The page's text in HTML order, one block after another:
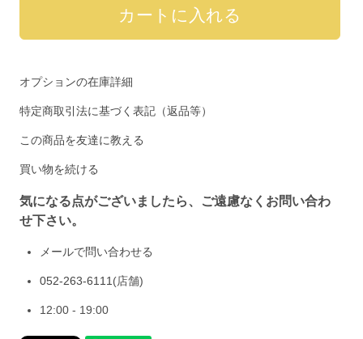
オプションの在庫詳細
特定商取引法に基づく表記（返品等）
この商品を友達に教える
買い物を続ける
気になる点がございましたら、ご遠慮なくお問い合わ
せ下さい。
メールで問い合わせる
052-263-6111 (店舗)
12:00 - 19:00